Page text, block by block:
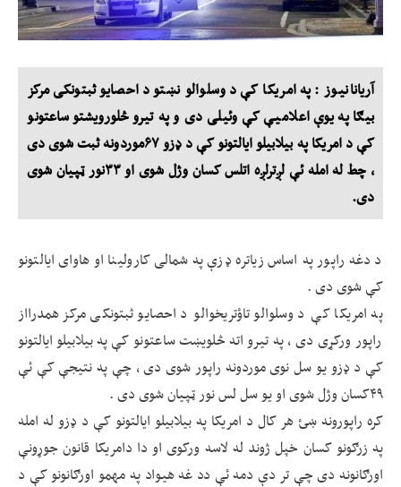
آریانانیوز : په امریکا کې د وسلوالو نښتو د احصایو ثبتونکی مرکز
بیګا په یوې اعلامیې کې وئیلی دی و په تیرو څلورویشتو ساعتونو
کې د امریکا په بیلابیلو ایالتونو کې د ډزو ۶۷موردونه ثبت شوی دی
، چط له امله ئې لږترلږه اتلس کسان وژل شوی او ۳۳نور ټپیان شوی
دی.
د دغه راپور په اساس زیاتره ډزې په شمالی کارولینا او هاوای ایالتونو
کې شوی دی .
په امریکا کې د وسلوالو تاؤتریخوالو د احصایو ثبتونکی مرکز همدرااز
راپور ورکړی دی ، په تیرو اته څلویښت ساعتونو کې په بیلابیلو ایالتونو
کې د ډزو یو سل نوی موردونه راپور شوی دی ، چې په نتیجې کې ئې
۴۹کسان وژل شوی او یو سل لس نور ټپیان شوی دی .
کره راپورونه ښئ هر کال د امریکا په بیلابیلو ایالتونو کې د ډزو له امله
په زرګونو کسان خپل ژوند له لاسه ورکوی او دا دامریکا قانون جوړونې
اورګانونه دی چې تر دې دمه ئې دد غه هیواد په مهمو اورګانونو کې د